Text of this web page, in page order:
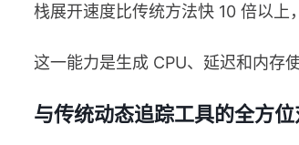
栈展开速度比传统方法快 10 倍以上
这一能力是生成 CPU、延迟和内存
与传统动态追踪工具的全方